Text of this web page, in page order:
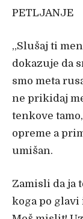
PETLJANJE
„Slušaj ti
dokazuje da
smo meta
ne prikidaj
tenkove
opreme a
umišan.
Zamisli da ja
koga po glavi